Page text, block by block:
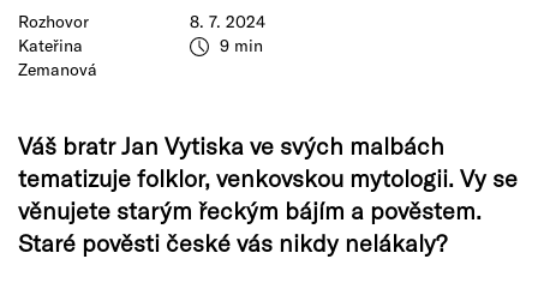
Rozhovor
Kateřina
Zemanová
8. 7. 2024
9 min
Váš bratr Jan Vytiska ve svých malbách
tematizuje folklor, venkovskou mytologii. Vy se
věnujete starým řeckým bájím a pověstem.
Staré pověsti české vás nikdy nelákaly?